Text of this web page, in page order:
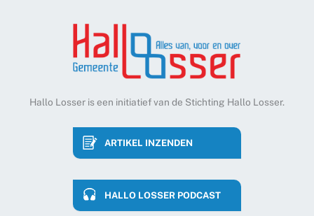
Hallo Losser is een initiatief van de Stichting Hallo Losser.
ARTIKEL INZENDEN
HALLO LOSSER PODCAST